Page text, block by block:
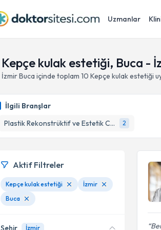
Uzmanlar
Kepçe kulak estetiği, Buca -
İzmirBuca içinde toplam 10 Kepçe kulak estetiği
İlgili Branşlar
Plastik Rekonstrüktif ve Estetik Cerrahi
2
Aktif Filtreler
Kepçe kulak estetiği
İzmir
Buca
Şehir İzmir